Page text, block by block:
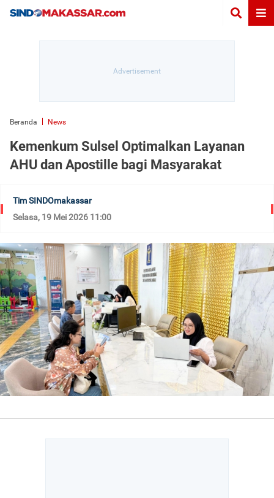
Beranda News
Kemenkum Sulsel Optimalkan Layanan
AHU dan Apostille bagi Masyarakat
Tim SINDOmakassar
Selasa, 19 Mei 2026 11:00